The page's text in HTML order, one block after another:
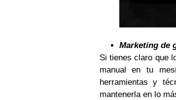
Marketing de
Si tienes claro que
manual en tu
herramientas y
mantenerla en lo